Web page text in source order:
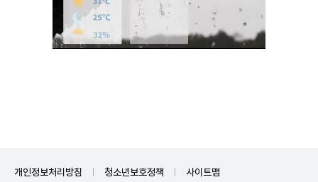
개인정보처리방침 청소년보호정책 사이트맵